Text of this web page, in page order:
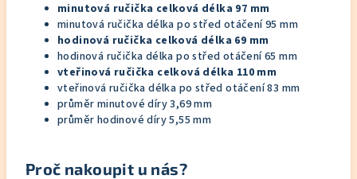
minutová ručička celková délka 97 mm
minutová ručička délka po střed otáčení 95 mm
hodinová ručička celková délka 69 mm
hodinová ručička délka po střed otáčení 65 mm
vteřinová ručička celková délka 110 mm
vteřinová ručička délka po střed otáčení 83 mm
průměr minutové díry 3,69 mm
průměr hodinové díry 5,55 mm
Proč nakoupit u nás?